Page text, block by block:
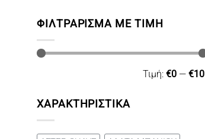
ΦΙΛΤΡΆΡΙΣΜΑ ΜΕ ΤΙΜΉ
Τιμή: €0— €10
ΧΑΡΑΚΤΗΡΙΣΤΙΚΑ